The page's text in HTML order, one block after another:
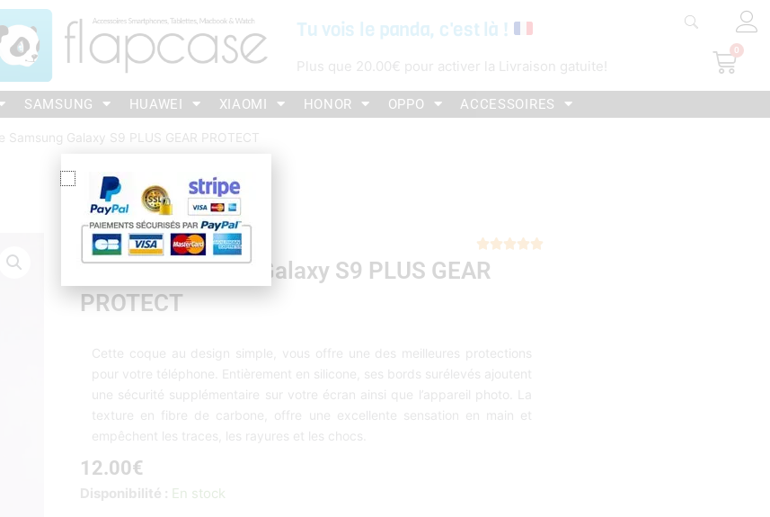
Tu vois le panda, c'est là !
Plus que 20.00€ pour activer la Livraison gatuite!
0
SAMSUNG HUAWEI XIAOMI HONOR OPPO ACCESSOIRES
Samsung Galaxy S9 PLUS GEAR PROTECT

Coque Samsung Galaxy S9 PLUS GEAR
PROTECT
Cette coque au design simple, vous offre une des meilleures protections
pour votre téléphone. Entièrement en silicone, ses bords surélevés ajoutent
une sécurité supplémentaire sur votre écran ainsi que l’appareil photo. La
texture en fibre de carbone, offre une excellente sensation en main et
empêchent les traces, les rayures et les chocs.
12.00€
Disponibilité : En stock
quantité